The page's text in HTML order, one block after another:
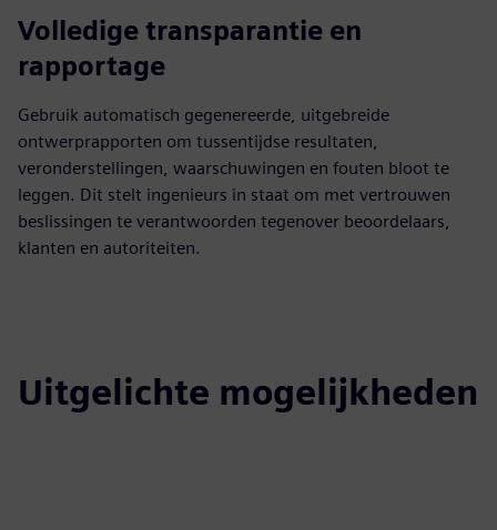
Volledige transparantie en
rapportage
Gebruik automatisch gegenereerde, uitgebreide
ontwerprapporten om tussentijdse resultaten,
veronderstellingen, waarschuwingen en fouten bloot te
leggen. Dit stelt ingenieurs in staat om met vertrouwen
beslissingen te verantwoorden tegenover beoordelaars,
klanten en autoriteiten.
Uitgelichte mogelijkheden